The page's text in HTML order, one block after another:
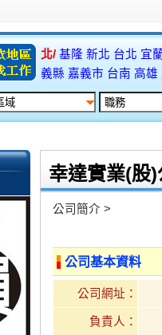
北/ 基隆 新北 台北 宜
義縣 嘉義市 台南 高雄
幸達實業(股)
公司簡介 >
公司基本資料
公司網址：
負責人：